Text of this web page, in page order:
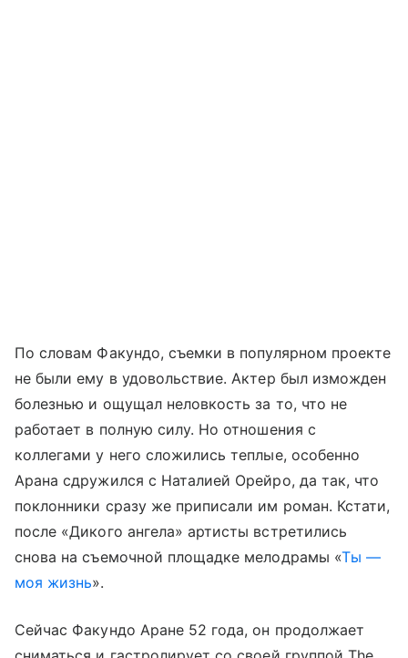
По словам Факундо, съемки в популярном проекте
не были ему в удовольствие. Актер был изможден
болезнью и ощущал неловкость за то, что не
работает в полную силу. Но отношения с
коллегами у него сложились теплые, особенно
Арана сдружился с Наталией Орейро, да так, что
поклонники сразу же приписали им роман. Кстати,
после «Дикого ангела» артисты встретились
снова на съемочной площадке мелодрамы «Ты —
моя жизнь».
Сейчас Факундо Аране 52 года, он продолжает